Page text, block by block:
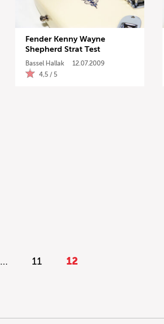
Software
Ergebnisse anzeigen
Fender Kenny Wayne
Shepherd Strat Test
Bassel Hallak
12.07.2009
4,5 / 5
… 11 12